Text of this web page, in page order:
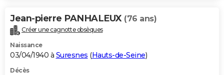
Jean-pierre PANHALEUX (76 ans)
Créer une cagnotte obsèques
Naissance
03/04/1940 à Suresnes (Hauts-de-Seine)
Décès